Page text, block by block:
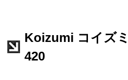
Koizumi コイズ
420